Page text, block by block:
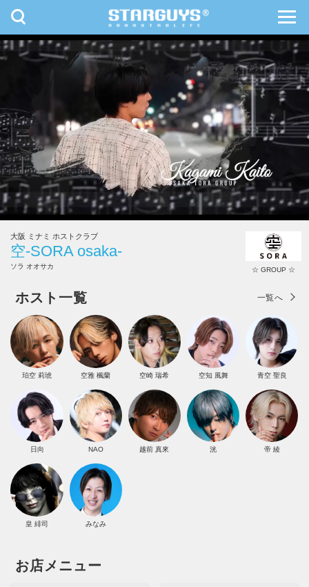
九州・沖縄 北海道・東北
toggle
navigation
大阪 ミナミ ホストクラブ
空-SORA osaka-
ソラ オオサカ ☆ GROUP ☆
ホスト一覧 一覧へ
珀空 莉琥 空雅 楓蘭 空崎 瑞希 空知 風舞 青空 聖良
日向 NAO 越前 真來 洸 帝 綾
皇 緋司 みなみ
お店メニュー